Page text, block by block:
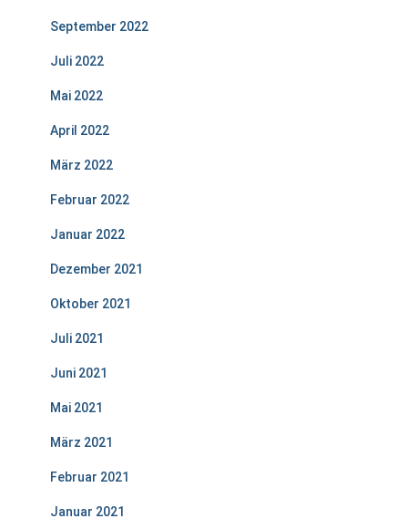
September 2022
Juli 2022
Mai 2022
April 2022
März 2022
Februar 2022
Januar 2022
Dezember 2021
Oktober 2021
Juli 2021
Juni 2021
Mai 2021
März 2021
Februar 2021
Januar 2021